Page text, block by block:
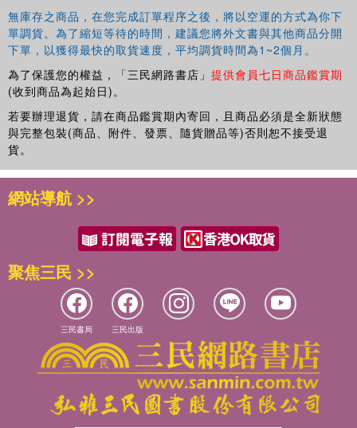
無庫存之商品，在您完成訂單程序之後，將以空運的方式為你下
單調貨。為了縮短等待的時間，建議您將外文書與其他商品分開
下單，以獲得最快的取貨速度，平均調貨時間為1~2個月。
為了保護您的權益，「三民網路書店」 提供會員七日商品鑑賞期
(收到商品為起始日)。
若要辦理退貨，請在商品鑑賞期內寄回，且商品必須是全新狀態
與完整包裝(商品、附件、發票、隨貨贈品等)否則恕不接受退
貨。
網站導航 >>
聚焦三民 >>
三民書局 三民出版